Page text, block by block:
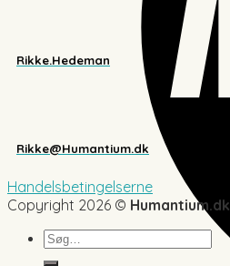
Rikke.Hedeman
Rikke@Humantium.dk
Handelsbetingelserne
Copyright 2026 © Humantium.dk
Søg